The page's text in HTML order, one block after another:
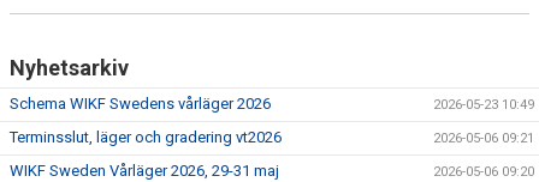
Nyhetsarkiv
Schema WIKF Swedens vårläger 2026 2026-05-23 10:49
Terminsslut, läger och gradering vt2026 2026-05-06 09:21
WIKF Sweden Vårläger 2026, 29-31 maj 2026-05-06 09:20